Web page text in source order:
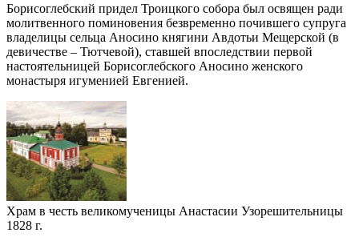
Борисоглебский придел Троицкого собора был освящен ради
молитвенного поминовения безвременно почившего супруга
владелицы сельца Аносино княгини Авдотьи Мещерской (в
девичестве – Тютчевой), ставшей впоследствии первой
настоятельницей Борисоглебского Аносино женского
монастыря игуменией Евгенией.
Храм в честь великомученицы Анастасии Узорешительницы
1828 г.